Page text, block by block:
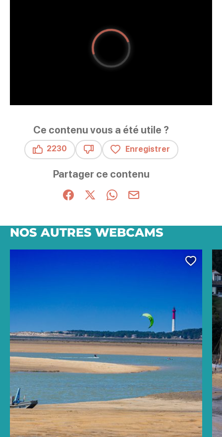
Ce contenu vous a été utile ?
2230
Enregistrer
Partager ce contenu
Partager sur Facebook (nouvelle fenêtre)
Partager sur X / Twitter (nouvelle
Partager sur WhatsApp
Partager par mail
NOS AUTRES WEBCAMS